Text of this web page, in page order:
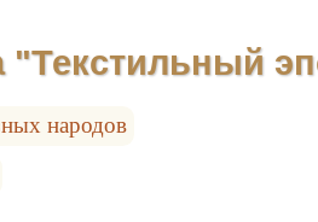
"Текстильный
народов